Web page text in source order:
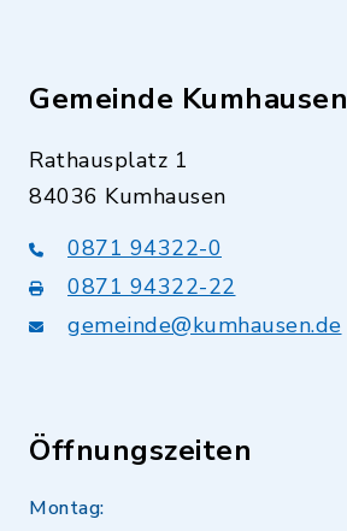
Gemeinde Kumhausen
Rathausplatz 1
84036 Kumhausen
0871 94322-0
0871 94322-22
gemeinde@kumhausen.de
Öffnungszeiten
Montag: